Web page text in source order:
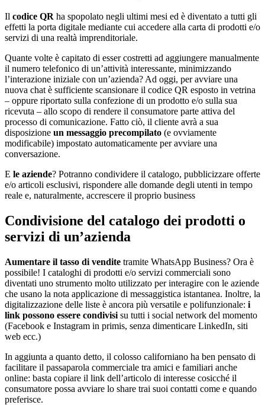
Il codice QR ha spopolato negli ultimi mesi ed è diventato a tutti gli
effetti la porta digitale mediante cui accedere alla carta di prodotti e/o
servizi di una realtà imprenditoriale.
Quante volte è capitato di esser costretti ad aggiungere manualmente
il numero telefonico di un’attività interessante, minimizzando
l’interazione iniziale con un’azienda? Ad oggi, per avviare una
nuova chat è sufficiente scansionare il codice QR esposto in vetrina
– oppure riportato sulla confezione di un prodotto e/o sulla sua
ricevuta – allo scopo di rendere il consumatore parte attiva del
processo di comunicazione. Fatto ciò, il cliente avrà a sua
disposizione un messaggio precompilato (e ovviamente
modificabile) impostato automaticamente per avviare una
conversazione.
E le aziende? Potranno condividere il catalogo, pubblicizzare offerte
e/o articoli esclusivi, rispondere alle domande degli utenti in tempo
reale e, naturalmente, accrescere il proprio business
Condivisione del catalogo dei prodotti o
servizi di un’azienda
Aumentare il tasso di vendite tramite WhatsApp Business? Ora è
possibile! I cataloghi di prodotti e/o servizi commerciali sono
diventati uno strumento molto utilizzato per interagire con le aziende
che usano la nota applicazione di messaggistica istantanea. Inoltre, la
digitalizzazione delle liste è ancora più versatile e polifunzionale: i
link possono essere condivisi su tutti i social network del momento
(Facebook e Instagram in primis, senza dimenticare LinkedIn, siti
web ecc.)
In aggiunta a quanto detto, il colosso californiano ha ben pensato di
facilitare il passaparola commerciale tra amici e familiari anche
online: basta copiare il link dell’articolo di interesse cosicché il
consumatore possa avviare lo share trai suoi contatti come e quando
preferisce.